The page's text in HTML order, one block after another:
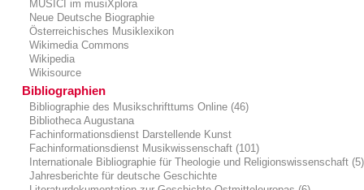
MUSICI im musiXplora
Neue Deutsche Biographie
Österreichisches Musiklexikon
Wikimedia Commons
Wikipedia
Wikisource
Bibliographien
Bibliographie des Musikschrifttums Online (46)
Bibliotheca Augustana
Fachinformationsdienst Darstellende Kunst
Fachinformationsdienst Musikwissenschaft (101)
Internationale Bibliographie für Theologie und Religionswissenschaft (5)
Jahresberichte für deutsche Geschichte